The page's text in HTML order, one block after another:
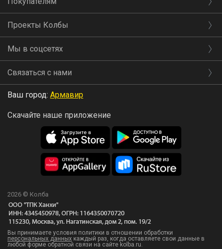
Проекты Колбы
Мы в соцсетях
Связаться с нами
Ваш город: Армавир
Скачайте наше приложение
2026 © Колба
Вы принимаете условия политики в отношении обработки
персональных данных каждый раз, когда оставляете свои данные в
любой форме обратной связи на сайте kolba.ru.